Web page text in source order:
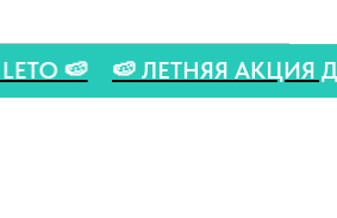
- LETO 🍉 🍉 ЛЕТНЯЯ